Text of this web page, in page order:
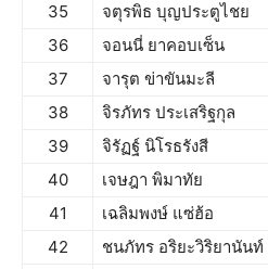
35
จตุรพิธ บุญประตูไชย
36
จอนนี่ ยาคอบเซ็น
37
จารุต ข่าขันมะลี
38
จิรภัทร ประเสริฐกุล
39
จิรัฏฐ์ นิโรธรังสี
40
เจษฎา พิมาทัย
41
เฉลิมพงษ์ แซ่ฮ้อ
42
ชนภัทร อริยะวิริยานันท์